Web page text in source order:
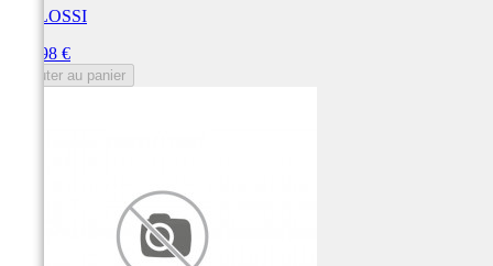
MALOSSI
150,98 €
Ajouter au panier